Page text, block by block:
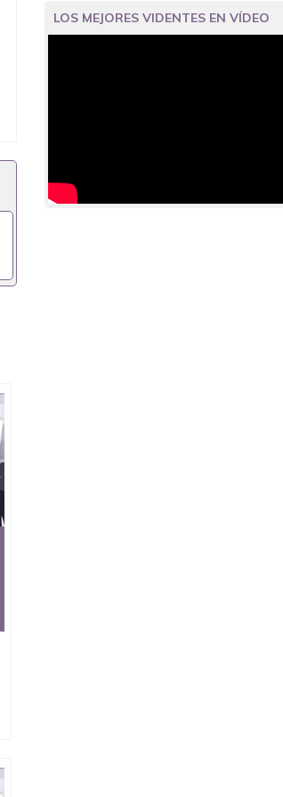
LOS MEJORES VIDENTES EN VÍDEO